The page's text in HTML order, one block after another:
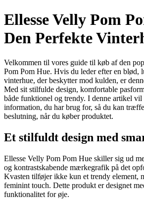
Ellesse Velly Pom
Den Perfekte
Velkommen til vores guide til køb af den
Pom Pom Hue. Hvis du leder efter en blød,
vinterhue, der beskytter mod kulden, er
Med sit stilfulde design, komfortable
både funktionel og trendy. I denne artikel
information, du har brug for, så du kan
beslutning, når du køber produktet.
Et stilfuldt design med
Ellesse Velly Pom Pom Hue skiller sig ud
og kontrastskabende mærkegrafik på det
Kvasten tilføjer ikke kun et trendy element,
feminint touch. Dette produkt er designet
funktionalitet for øje.